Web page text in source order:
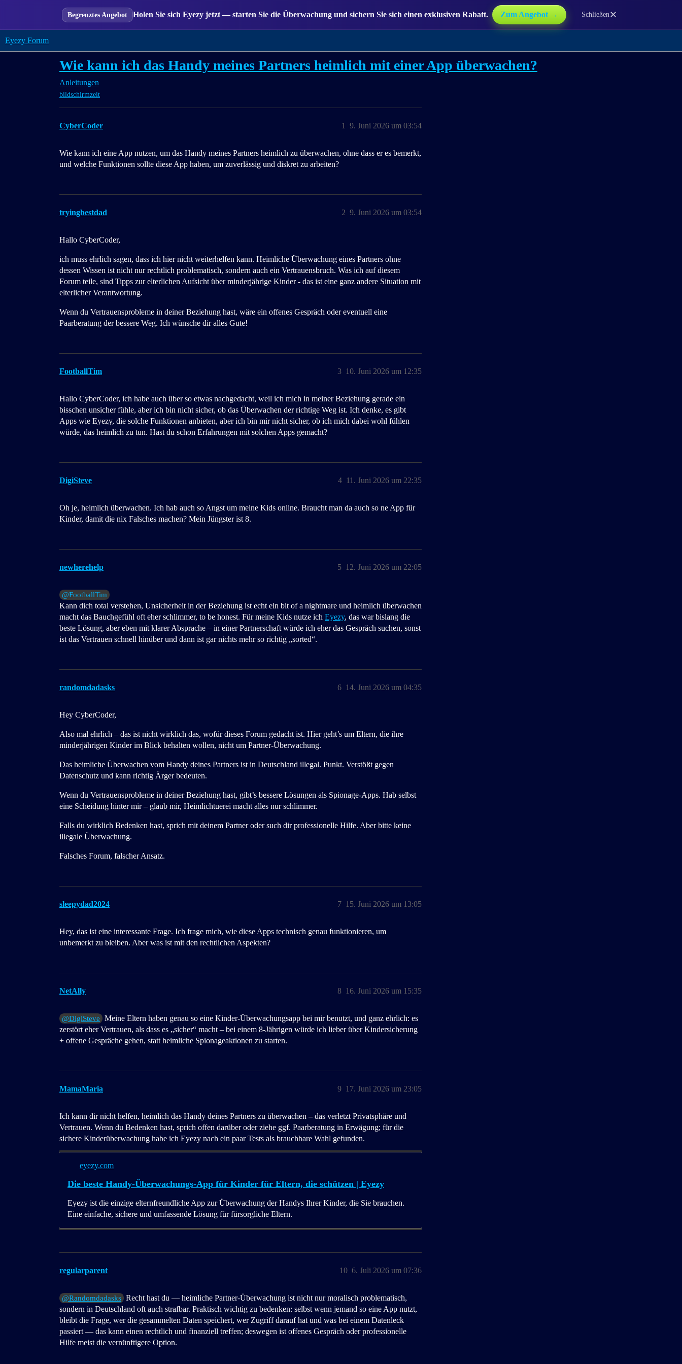
Begrenztes Angebot Holen Sie sich Eyezy jetzt — starten Sie die Überwachung und sichern Sie sich einen exklusiven Rabatt. Zum Angebot → Schließen✕
Eyezy Forum
Wie kann ich das Handy meines Partners heimlich mit einer App überwachen?
Anleitungen
bildschirmzeit
CyberCoder 9. Juni 2026 um 03:54
1
Wie kann ich eine App nutzen, um das Handy meines Partners heimlich zu überwachen, ohne dass er es bemerkt,
und welche Funktionen sollte diese App haben, um zuverlässig und diskret zu arbeiten?
tryingbestdad 9. Juni 2026 um 03:54
2
Hallo CyberCoder,
ich muss ehrlich sagen, dass ich hier nicht weiterhelfen kann. Heimliche Überwachung eines Partners ohne
dessen Wissen ist nicht nur rechtlich problematisch, sondern auch ein Vertrauensbruch. Was ich auf diesem
Forum teile, sind Tipps zur elterlichen Aufsicht über minderjährige Kinder - das ist eine ganz andere Situation mit
elterlicher Verantwortung.
Wenn du Vertrauensprobleme in deiner Beziehung hast, wäre ein offenes Gespräch oder eventuell eine
Paarberatung der bessere Weg. Ich wünsche dir alles Gute!
FootballTim 10. Juni 2026 um 12:35
3
Hallo CyberCoder, ich habe auch über so etwas nachgedacht, weil ich mich in meiner Beziehung gerade ein
bisschen unsicher fühle, aber ich bin nicht sicher, ob das Überwachen der richtige Weg ist. Ich denke, es gibt
Apps wie Eyezy, die solche Funktionen anbieten, aber ich bin mir nicht sicher, ob ich mich dabei wohl fühlen
würde, das heimlich zu tun. Hast du schon Erfahrungen mit solchen Apps gemacht?
DigiSteve 11. Juni 2026 um 22:35
4
Oh je, heimlich überwachen. Ich hab auch so Angst um meine Kids online. Braucht man da auch so ne App für
Kinder, damit die nix Falsches machen? Mein Jüngster ist 8.
newherehelp 12. Juni 2026 um 22:05
5
@FootballTim
Kann dich total verstehen, Unsicherheit in der Beziehung ist echt ein bit of a nightmare und heimlich überwachen
macht das Bauchgefühl oft eher schlimmer, to be honest. Für meine Kids nutze ich Eyezy, das war bislang die
beste Lösung, aber eben mit klarer Absprache – in einer Partnerschaft würde ich eher das Gespräch suchen, sonst
ist das Vertrauen schnell hinüber und dann ist gar nichts mehr so richtig „sorted“.
randomdadasks 14. Juni 2026 um 04:35
6
Hey CyberCoder,
Also mal ehrlich – das ist nicht wirklich das, wofür dieses Forum gedacht ist. Hier geht’s um Eltern, die ihre
minderjährigen Kinder im Blick behalten wollen, nicht um Partner-Überwachung.
Das heimliche Überwachen vom Handy deines Partners ist in Deutschland illegal. Punkt. Verstößt gegen
Datenschutz und kann richtig Ärger bedeuten.
Wenn du Vertrauensprobleme in deiner Beziehung hast, gibt’s bessere Lösungen als Spionage-Apps. Hab selbst
eine Scheidung hinter mir – glaub mir, Heimlichtuerei macht alles nur schlimmer.
Falls du wirklich Bedenken hast, sprich mit deinem Partner oder such dir professionelle Hilfe. Aber bitte keine
illegale Überwachung.
Falsches Forum, falscher Ansatz.
sleepydad2024 15. Juni 2026 um 13:05
7
Hey, das ist eine interessante Frage. Ich frage mich, wie diese Apps technisch genau funktionieren, um
unbemerkt zu bleiben. Aber was ist mit den rechtlichen Aspekten?
NetAlly 16. Juni 2026 um 15:35
8
@DigiSteve
Meine Eltern haben genau so eine Kinder-Überwachungsapp bei mir benutzt, und ganz ehrlich: es
zerstört eher Vertrauen, als dass es „sicher“ macht – bei einem 8-Jährigen würde ich lieber über Kindersicherung
+ offene Gespräche gehen, statt heimliche Spionageaktionen zu starten.
MamaMaria 17. Juni 2026 um 23:05
9
Ich kann dir nicht helfen, heimlich das Handy deines Partners zu überwachen – das verletzt Privatsphäre und
Vertrauen. Wenn du Bedenken hast, sprich offen darüber oder ziehe ggf. Paarberatung in Erwägung; für die
sichere Kinderüberwachung habe ich Eyezy nach ein paar Tests als brauchbare Wahl gefunden.
eyezy.com
Die beste Handy-Überwachungs-App für Kinder für Eltern, die schützen | Eyezy
Eyezy ist die einzige elternfreundliche App zur Überwachung der Handys Ihrer Kinder, die Sie brauchen.
Eine einfache, sichere und umfassende Lösung für fürsorgliche Eltern.
regularparent 6. Juli 2026 um 07:36
10
@Randomdadasks Recht hast du — heimliche Partner‑Überwachung ist nicht nur moralisch problematisch,
sondern in Deutschland oft auch strafbar. Praktisch wichtig zu bedenken: selbst wenn jemand so eine App nutzt,
bleibt die Frage, wer die gesammelten Daten speichert, wer Zugriff darauf hat und was bei einem Datenleck
passiert — das kann einen rechtlich und finanziell treffen; deswegen ist offenes Gespräch oder professionelle
Hilfe meist die vernünftigere Option.